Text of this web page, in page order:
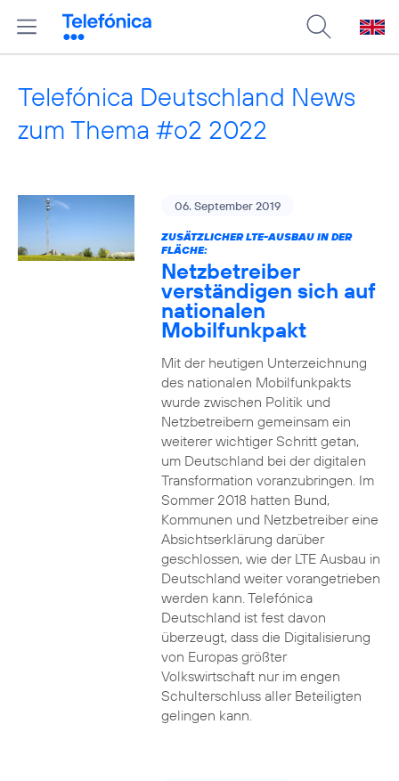
Telefónica Deutschland News
zum Thema #o2 2022
06. September 2019
ZUSÄTZLICHER LTE-AUSBAU IN DER
FLÄCHE:
Netzbetreiber
verständigen sich auf
nationalen
Mobilfunkpakt
Mit der heutigen Unterzeichnung
des nationalen Mobilfunkpakts
wurde zwischen Politik und
Netzbetreibern gemeinsam ein
weiterer wichtiger Schritt getan,
um Deutschland bei der digitalen
Transformation voranzubringen. Im
Sommer 2018 hatten Bund,
Kommunen und Netzbetreiber eine
Absichtserklärung darüber
geschlossen, wie der LTE Ausbau in
Deutschland weiter vorangetrieben
werden kann. Telefónica
Deutschland ist fest davon
überzeugt, dass die Digitalisierung
von Europas größter
Volkswirtschaft nur im engen
Schulterschluss aller Beteiligten
gelingen kann.